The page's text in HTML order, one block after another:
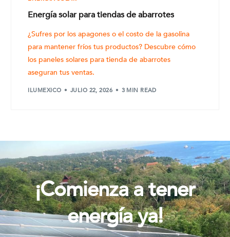
Energía solar para tiendas de abarrotes
¿Sufres por los apagones o el costo de la gasolina
para mantener fríos tus productos? Descubre cómo
los paneles solares para tienda de abarrotes
aseguran tus ventas.
ILUMEXICO JULIO 22, 2026 3 MIN READ
¡Comienza a tener
energía ya!